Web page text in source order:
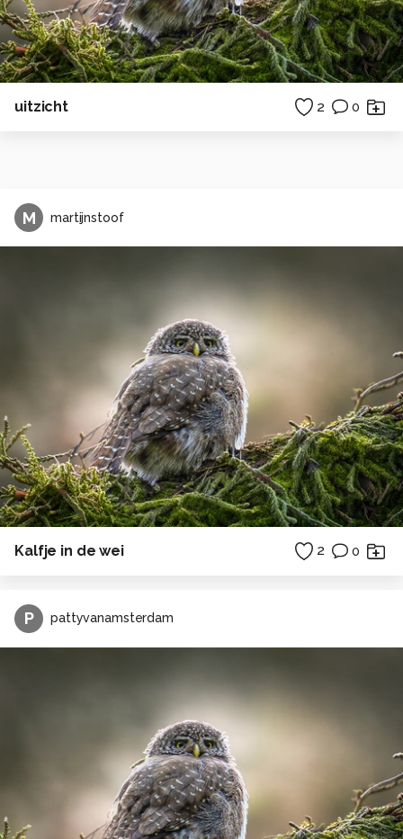
uitzicht 2 0
M martijnstoof
Kalfje in de wei 2 0
P pattyvanamsterdam